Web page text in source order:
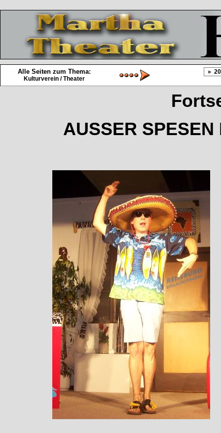
Alle Seiten zum Thema:
Kulturverein / Theater
AUSSER